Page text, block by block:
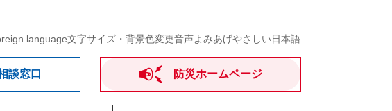
language文字サイズ・背景色変更音声よみあげやさしい日本語
談窓口 防災ホームページ